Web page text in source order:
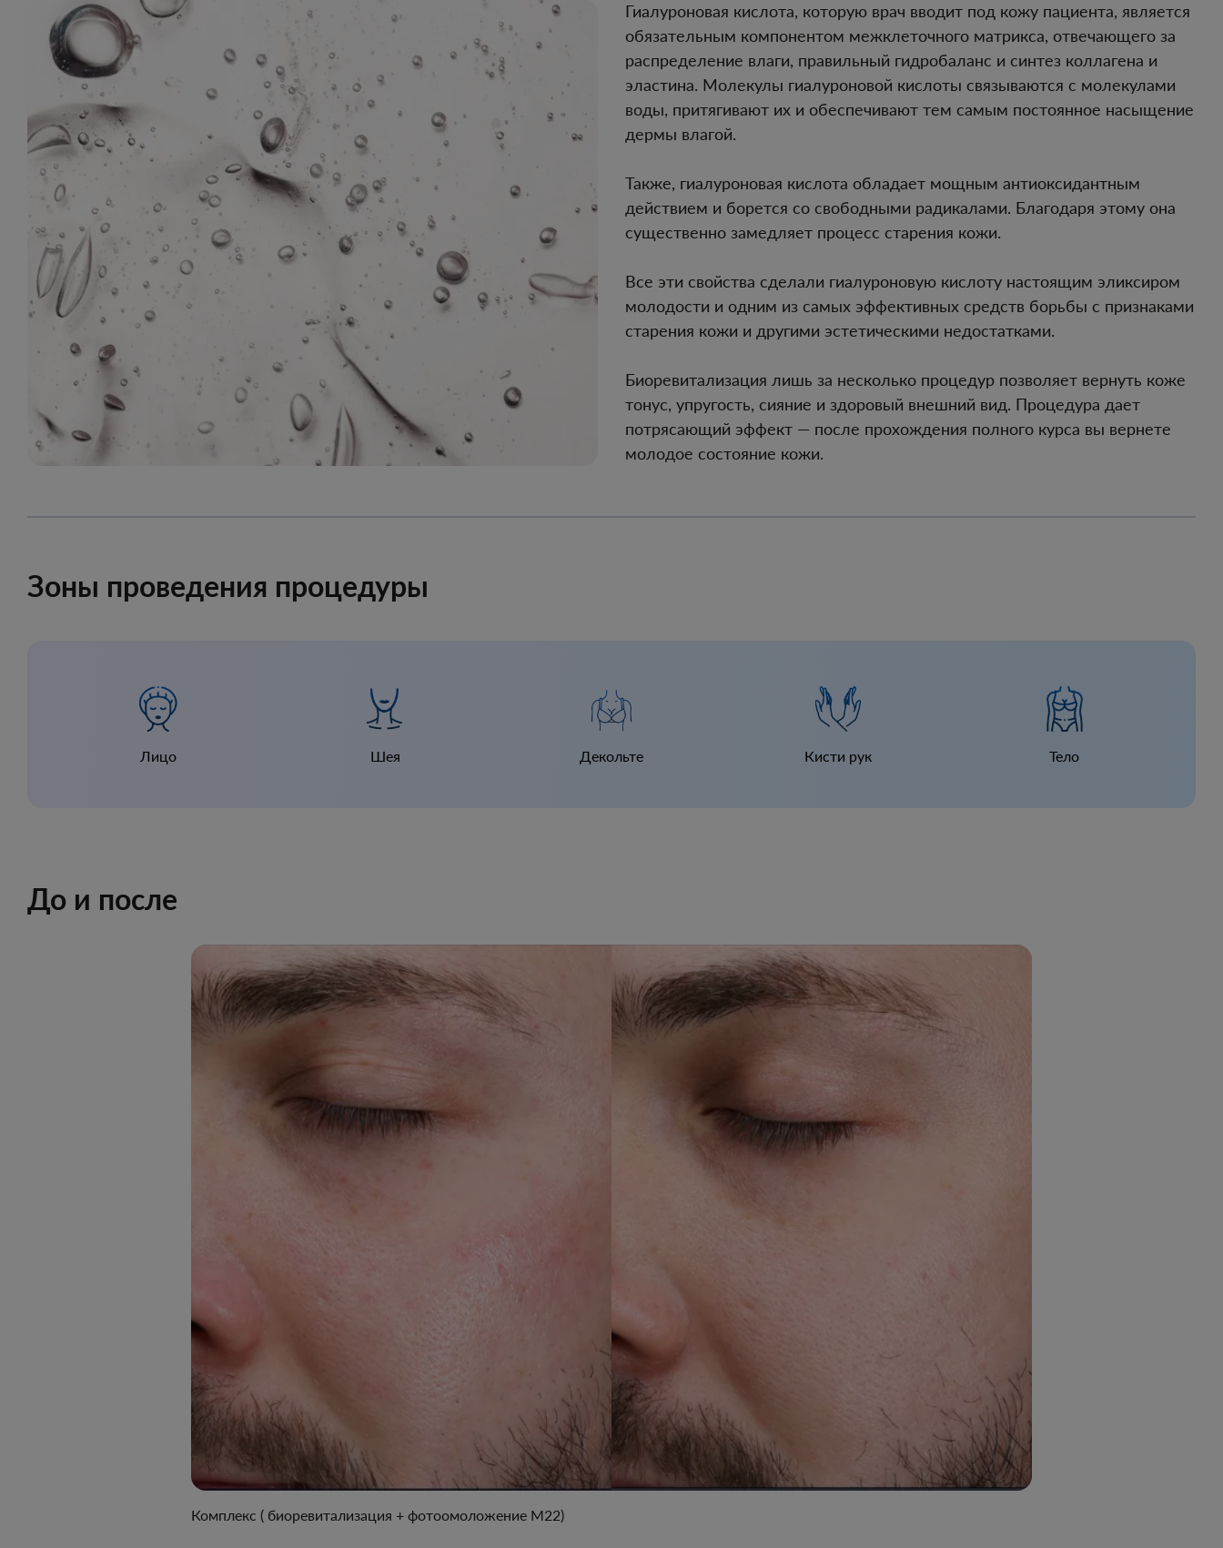
Гиалуроновая кислота, которую врач вводит под кожу пациента, является
обязательным компонентом межклеточного матрикса, отвечающего за
распределение влаги, правильный гидробаланс и синтез коллагена и
эластина. Молекулы гиалуроновой кислоты связываются с молекулами
воды, притягивают их и обеспечивают тем самым постоянное насыщение
дермы влагой.
Также, гиалуроновая кислота обладает мощным антиоксидантным
действием и борется со свободными радикалами. Благодаря этому она
существенно замедляет процесс старения кожи.
Все эти свойства сделали гиалуроновую кислоту настоящим эликсиром
молодости и одним из самых эффективных средств борьбы с признаками
старения кожи и другими эстетическими недостатками.
Биоревитализация лишь за несколько процедур позволяет вернуть коже
тонус, упругость, сияние и здоровый внешний вид. Процедура дает
потрясающий эффект — после прохождения полного курса вы вернете
молодое состояние кожи.
Зоны проведения процедуры
Лицо Шея Декольте Кисти рук Тело
До и после
Комплекс ( биоревитализация + фотоомоложение М22)